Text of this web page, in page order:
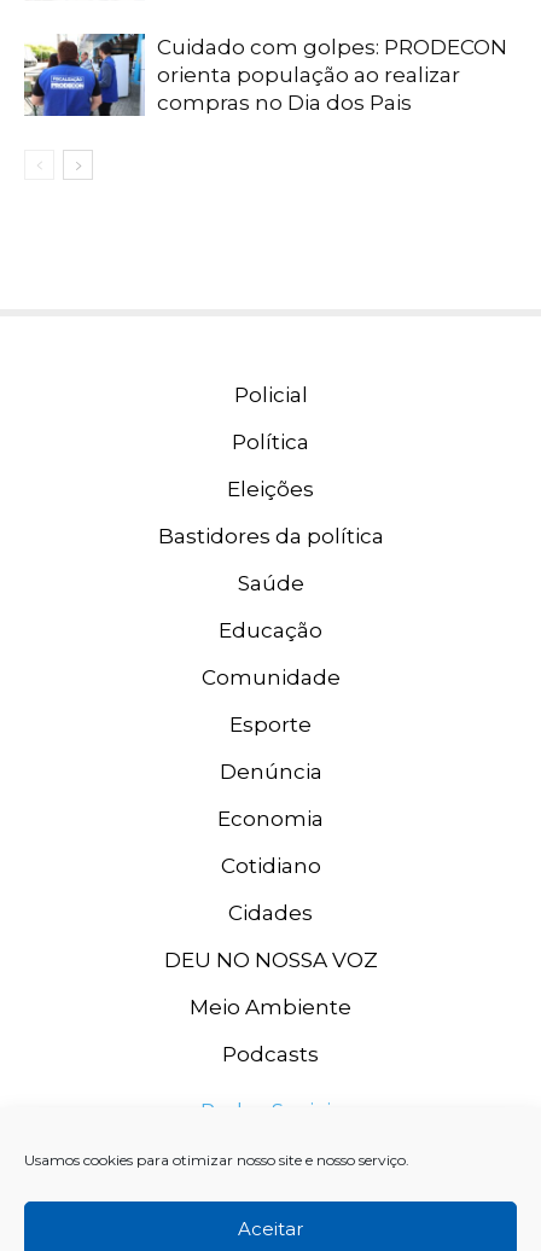
Usamos cookies para otimizar nosso site e nosso serviço.
Aceitar
Cuidado com golpes: PRODECON
orienta população ao realizar
compras no Dia dos Pais
Policial
Política
Eleições
Bastidores da política
Saúde
Educação
Comunidade
Esporte
Denúncia
Economia
Cotidiano
Cidades
DEU NO NOSSA VOZ
Meio Ambiente
Podcasts
Redes Sociais